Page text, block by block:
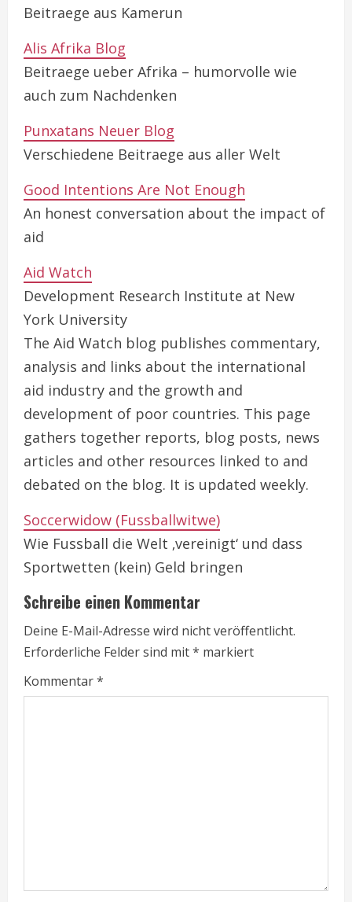
Beitraege aus Kamerun
Alis Afrika Blog
Beitraege ueber Afrika – humorvolle wie
auch zum Nachdenken
Punxatans Neuer Blog
Verschiedene Beitraege aus aller Welt
Good Intentions Are Not Enough
An honest conversation about the impact of
aid
Aid Watch
Development Research Institute at New
York University
The Aid Watch blog publishes commentary,
analysis and links about the international
aid industry and the growth and
development of poor countries. This page
gathers together reports, blog posts, news
articles and other resources linked to and
debated on the blog. It is updated weekly.
Soccerwidow (Fussballwitwe)
Wie Fussball die Welt ‚vereinigt‘ und dass
Sportwetten (kein) Geld bringen
Schreibe einen Kommentar
Deine E-Mail-Adresse wird nicht veröffentlicht.
Erforderliche Felder sind mit* markiert
Kommentar*